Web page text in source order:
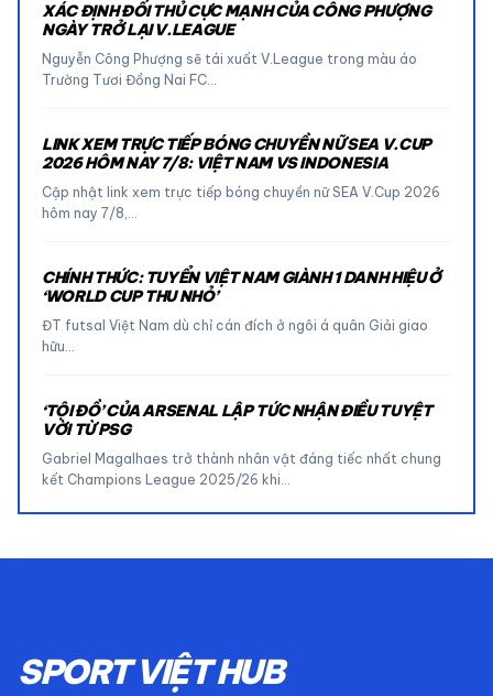
XÁC ĐỊNH ĐỐI THỦ CỰC MẠNH CỦA CÔNG PHƯỢNG
NGÀY TRỞ LẠI V.LEAGUE
Nguyễn Công Phượng sẽ tái xuất V.League trong màu áo
Trường Tươi Đồng Nai FC…
LINK XEM TRỰC TIẾP BÓNG CHUYỀN NỮ SEA V.CUP
2026 HÔM NAY 7/8: VIỆT NAM VS INDONESIA
Cập nhật link xem trực tiếp bóng chuyền nữ SEA V.Cup 2026
hôm nay 7/8,…
CHÍNH THỨC: TUYỂN VIỆT NAM GIÀNH 1 DANH HIỆU Ở
‘WORLD CUP THU NHỎ’
ĐT futsal Việt Nam dù chỉ cán đích ở ngôi á quân Giải giao
hữu…
‘TỘI ĐỒ’ CỦA ARSENAL LẬP TỨC NHẬN ĐIỀU TUYỆT
VỜI TỪ PSG
Gabriel Magalhaes trở thành nhân vật đáng tiếc nhất chung
kết Champions League 2025/26 khi…
SPORT VIỆT HUB